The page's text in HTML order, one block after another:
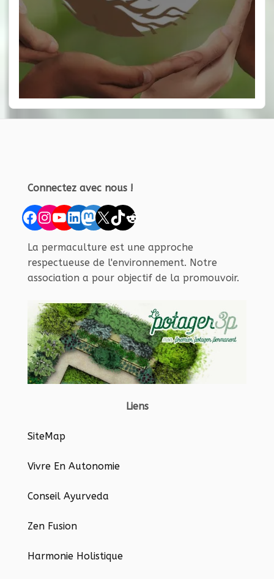
Connectez avec nous !
Facebook
Instagram
YouTube
LinkedIn
Mastodon
X TikTok
Reddit
La permaculture est une approche
respectueuse de l'environnement. Notre
association a pour objectif de la promouvoir.
Liens
SiteMap
Vivre En Autonomie
Conseil Ayurveda
Zen Fusion
Harmonie Holistique